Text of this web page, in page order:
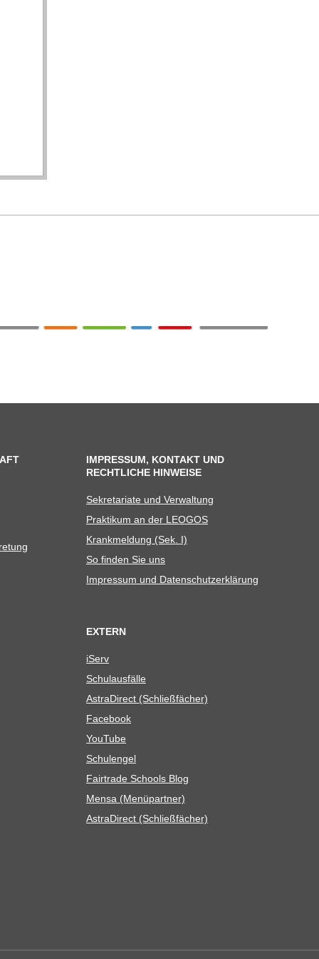
IMPRESSUM, KONTAKT UND
RECHTLICHE HINWEISE
Sekre­ta­riate und Verwaltung
Prak­ti­kum an der LEOGOS
Krank­mel­dung (Sek. I)
So fin­den Sie uns
Impres­sum und Datenschutzerklärung
EXTERN
iServ
Schul­aus­fälle
Astra­Di­rect (Schließ­fä­cher)
Face­book
You­Tube
Schul­en­gel
Fair­trade Schools Blog
Mensa (Menü­part­ner)
Astra­Di­rect (Schließ­fä­cher)